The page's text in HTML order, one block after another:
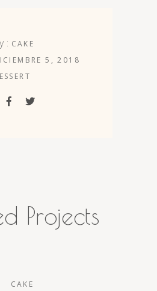
: CAKE
5, 2018
Projects
CAKE